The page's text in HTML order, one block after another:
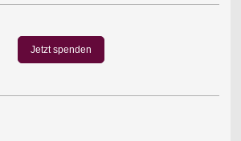
Jetzt spenden